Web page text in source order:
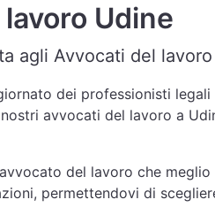
Udine
agli Avvocati del
dei professionisti
avvocati del lavoro a
del lavoro che
permettendovi di